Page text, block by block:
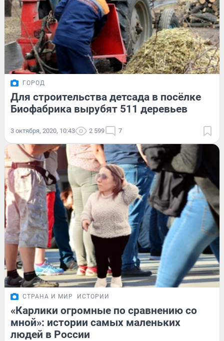
ГОРОД
Для строительства детсада в посёлке
Биофабрика вырубят 511 деревьев
3 октября, 2020, 10:43 2 599 7
СТРАНА И МИР ИСТОРИИ
«Карлики огромные по сравнению со
мной»: истории самых маленьких
людей в России